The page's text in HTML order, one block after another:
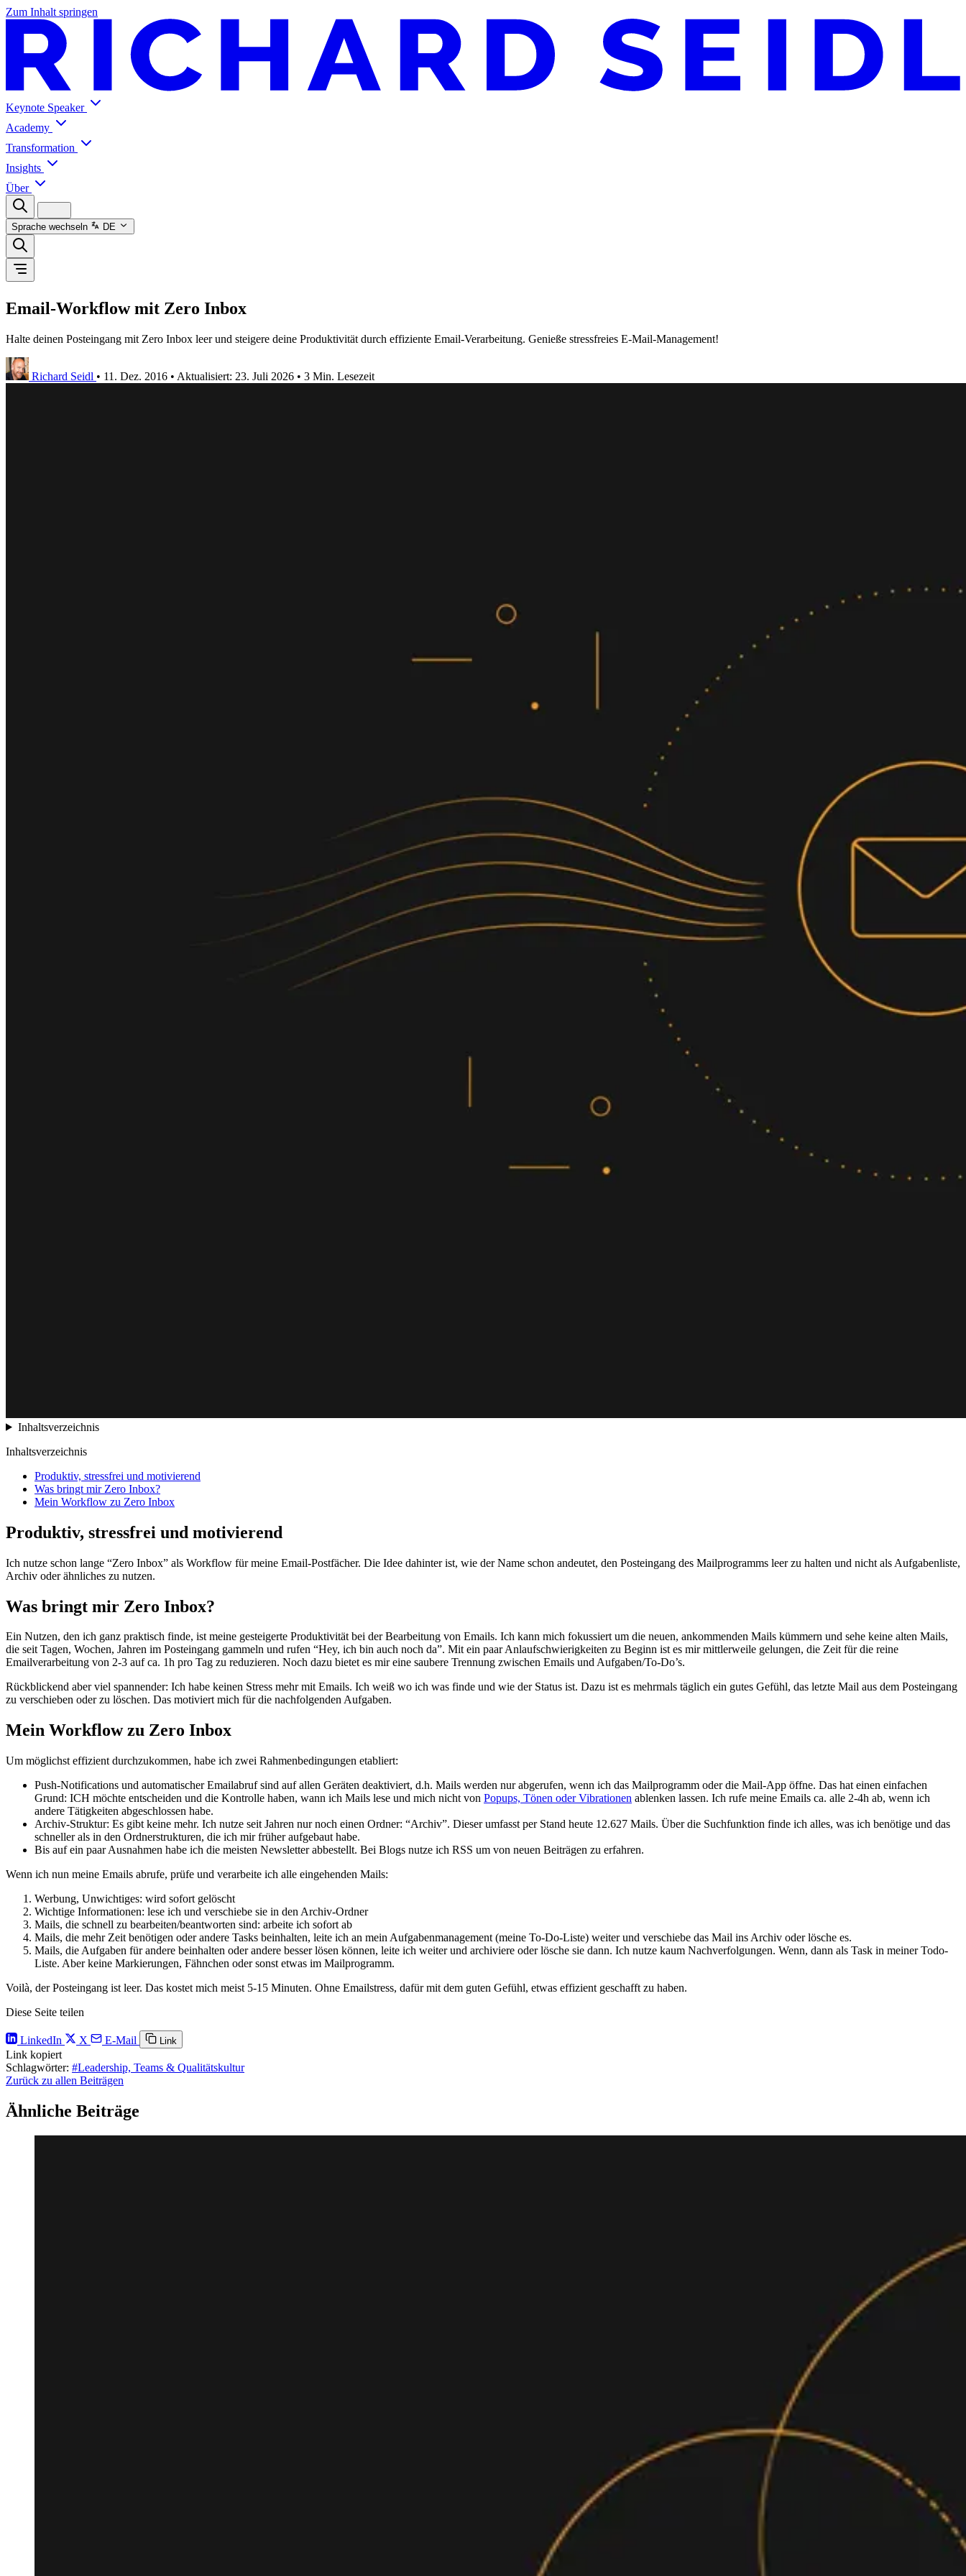
Zum Inhalt springen
Keynote Speaker
Academy
Transformation
Insights
Über
Sprache wechseln DE
Email-Workflow mit Zero Inbox
Halte deinen Posteingang mit Zero Inbox leer und steigere deine Produktivität durch effiziente Email-Verarbeitung. Genieße stressfreies E-Mail-Management!
Richard Seidl • 11. Dez. 2016 • Aktualisiert: 23. Juli 2026 • 3 Min. Lesezeit
Inhaltsverzeichnis
Inhaltsverzeichnis
Produktiv, stressfrei und motivierend
Was bringt mir Zero Inbox?
Mein Workflow zu Zero Inbox
Produktiv, stressfrei und motivierend
Ich nutze schon lange “Zero Inbox” als Workflow für meine Email-Postfächer. Die Idee dahinter ist, wie der Name schon andeutet, den Posteingang des Mailprogramms leer zu halten und nicht als Aufgabenliste,
Archiv oder ähnliches zu nutzen.
Was bringt mir Zero Inbox?
Ein Nutzen, den ich ganz praktisch finde, ist meine gesteigerte Produktivität bei der Bearbeitung von Emails. Ich kann mich fokussiert um die neuen, ankommenden Mails kümmern und sehe keine alten Mails,
die seit Tagen, Wochen, Jahren im Posteingang gammeln und rufen “Hey, ich bin auch noch da”. Mit ein paar Anlaufschwierigkeiten zu Beginn ist es mir mittlerweile gelungen, die Zeit für die reine
Emailverarbeitung von 2-3 auf ca. 1h pro Tag zu reduzieren. Noch dazu bietet es mir eine saubere Trennung zwischen Emails und Aufgaben/To-Do’s.
Rückblickend aber viel spannender: Ich habe keinen Stress mehr mit Emails. Ich weiß wo ich was finde und wie der Status ist. Dazu ist es mehrmals täglich ein gutes Gefühl, das letzte Mail aus dem Posteingang
zu verschieben oder zu löschen. Das motiviert mich für die nachfolgenden Aufgaben.
Mein Workflow zu Zero Inbox
Um möglichst effizient durchzukommen, habe ich zwei Rahmenbedingungen etabliert:
Push-Notifications und automatischer Emailabruf sind auf allen Geräten deaktiviert, d.h. Mails werden nur abgerufen, wenn ich das Mailprogramm oder die Mail-App öffne. Das hat einen einfachen
Grund: ICH möchte entscheiden und die Kontrolle haben, wann ich Mails lese und mich nicht von Popups, Tönen oder Vibrationen ablenken lassen. Ich rufe meine Emails ca. alle 2-4h ab, wenn ich
andere Tätigkeiten abgeschlossen habe.
Archiv-Struktur: Es gibt keine mehr. Ich nutze seit Jahren nur noch einen Ordner: “Archiv”. Dieser umfasst per Stand heute 12.627 Mails. Über die Suchfunktion finde ich alles, was ich benötige und das
schneller als in den Ordnerstrukturen, die ich mir früher aufgebaut habe.
Bis auf ein paar Ausnahmen habe ich die meisten Newsletter abbestellt. Bei Blogs nutze ich RSS um von neuen Beiträgen zu erfahren.
Wenn ich nun meine Emails abrufe, prüfe und verarbeite ich alle eingehenden Mails:
Werbung, Unwichtiges: wird sofort gelöscht
Wichtige Informationen: lese ich und verschiebe sie in den Archiv-Ordner
Mails, die schnell zu bearbeiten/beantworten sind: arbeite ich sofort ab
Mails, die mehr Zeit benötigen oder andere Tasks beinhalten, leite ich an mein Aufgabenmanagement (meine To-Do-Liste) weiter und verschiebe das Mail ins Archiv oder lösche es.
Mails, die Aufgaben für andere beinhalten oder andere besser lösen können, leite ich weiter und archiviere oder lösche sie dann. Ich nutze kaum Nachverfolgungen. Wenn, dann als Task in meiner Todo-
Liste. Aber keine Markierungen, Fähnchen oder sonst etwas im Mailprogramm.
Voilà, der Posteingang ist leer. Das kostet mich meist 5-15 Minuten. Ohne Emailstress, dafür mit dem guten Gefühl, etwas effizient geschafft zu haben.
Diese Seite teilen
LinkedIn X E-Mail Link
Link kopiert
Schlagwörter: #Leadership, Teams & Qualitätskultur
Zurück zu allen Beiträgen
Ähnliche Beiträge